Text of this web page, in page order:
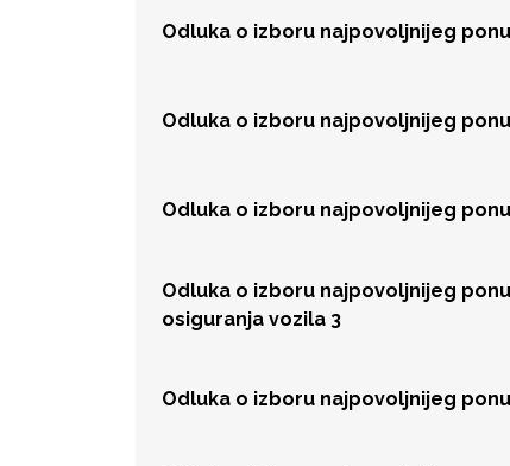
Odluka o izboru najpovoljnijeg
Odluka o izboru najpovoljnijeg
Odluka o izboru najpovoljnijeg
Odluka o izboru najpovoljnijeg
osiguranja vozila 3
Odluka o izboru najpovoljnijeg